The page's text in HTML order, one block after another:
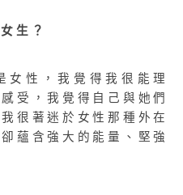
生？
女性，我覺得我很能理
受，我覺得自己與她們
很著迷於女性那種外在
蘊含強大的能量、堅強